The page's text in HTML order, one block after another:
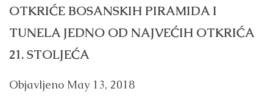
OTKRIĆE BOSANSKIH PIRAMIDA I
TUNELA JEDNO OD NAJVEĆIH OTKRIĆA
21. STOLJEĆA
Objavljeno May 13, 2018